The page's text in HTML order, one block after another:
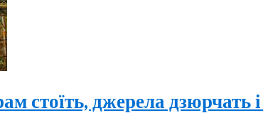
стоїть, джерела дзюрчать